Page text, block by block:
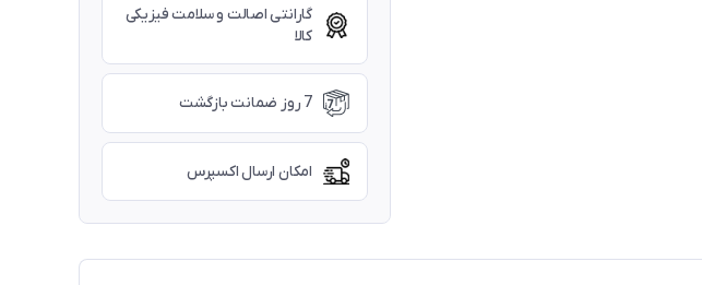
گارانتی اصالت و سلامت فیزیکی
کالا
7 روز ضمانت بازگشت
امکان ارسال اکسپرس